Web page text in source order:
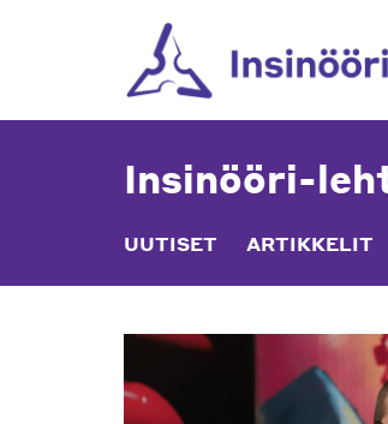
Insinööri-
UUTISET ARTIKKELIT